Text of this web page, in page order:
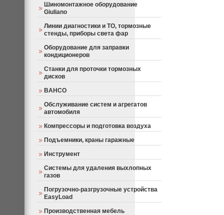
Шиномонтажное оборудование
Giuliano
Линии диагностики и ТО, тормозные
стенды, приборы света фар
Оборудование для заправки
кондиционеров
Станки для проточки тормозных
дисков
BAHCO
Обслуживание систем и агрегатов
автомобиля
Компрессоры и подготовка воздуха
Подъемники, краны гаражные
Инструмент
Системы для удаления выхлопных
газов
Погрузочно-разгрузочные устройства
EasyLoad
Производственная мебель